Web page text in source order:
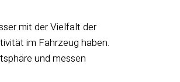
mit der Vielfalt der
im Fahrzeug haben.
und messen